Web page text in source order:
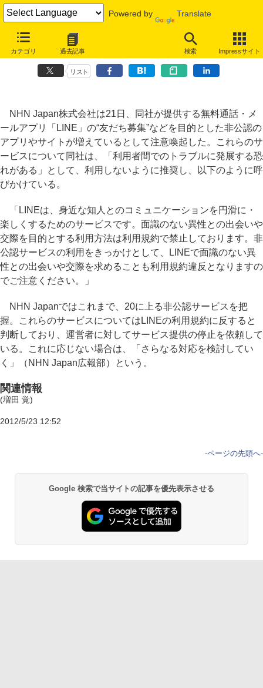
Powered by Translate
カテゴリ 過去記事 検索 Impressサイト
NHN Japan、LINE非公認サービスに停止依頼「出会い目的は規約違
反」
リスト
NHN Japan株式会社は21日、同社が提供する無料通話・メ
ールアプリ「LINE」の“友だち募集”などを目的とした非公認の
アプリやサイトが増えているとして注意喚起した。これらのサ
ービスについて同社は、「利用者間でのトラブルに発展する恐
れがある」として、利用しないように推奨し、以下のように呼
びかけている。
「LINEは、身近な知人とのコミュニケーションを円滑に・
楽しくするためのサービスです。面識のない異性との出会いや
交際を目的とする利用方法は利用規約で禁止しております。非
公認サービスの利用をきっかけとして、LINEで面識のない異
性との出会いや交際を求めることも利用規約違反となりますの
でご注意ください。」
NHN Japanではこれまで、20に上る非公認サービスを把
握。これらのサービスについてはLINEの利用規約に反すると
判断しており、運営者に対してサービス提供の停止を依頼して
いる。これに応じない場合は、「さらなる対応を検討してい
く」（NHN Japan広報部）という。
関連情報
(増田 覚)
2012/5/23 12:52
-ページの先頭へ-
Google 検索で当サイトの記事を優先表示させる